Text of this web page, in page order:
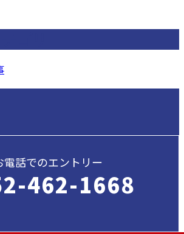
電話でのエントリー
462-1668